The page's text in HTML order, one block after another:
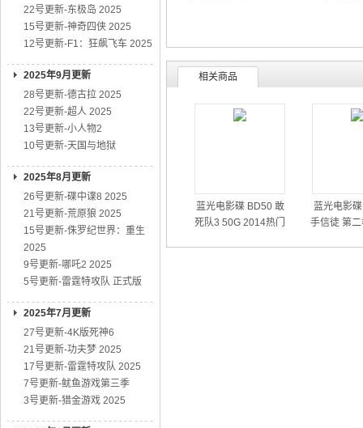
22号更新-东极岛 2025
15号更新-神奇四侠 2025
12号更新-F1：狂飙飞车 2025
2025年9月更新
28号更新-德古拉 2025
22号更新-超人 2025
13号更新-小人物2
10号更新-天国与地狱
2025年8月更新
26号更新-碟中谍8 2025
21号更新-荒原狼 2025
15号更新-侏罗纪世界：重生
2025
9号更新-哪吒2 2025
5号更新-雷霆特攻队 正式版
2025年7月更新
27号更新-4K版死神6
21号更新-功夫梦 2025
17号更新-雷霆特攻队 2025
7号更新-鱿鱼游戏第三季
3号更新-猎金游戏 2025
相关商品
蓝光电影碟 BD50 敢
死队3 50G 2014热门
蓝光电影
手信徒 第